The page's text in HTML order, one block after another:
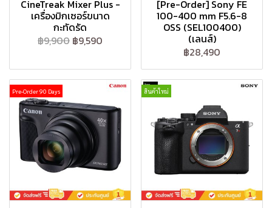
CineTreak Mixer Plus -
เครื่องมิกเซอร์ขนาด
กะทัดรัด
฿9,900 ฿9,590
[Pre-Order] Sony FE
100-400 mm F5.6-8
OSS (SEL100400)
(เลนส์)
฿28,490
Pre-Order 90 Days สินค้าใหม่